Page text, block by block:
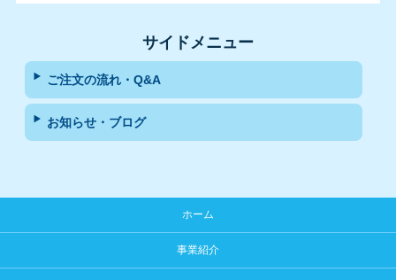
サイドメニュー
ご注文の流れ・Q&A
お知らせ・ブログ
ホーム
事業紹介